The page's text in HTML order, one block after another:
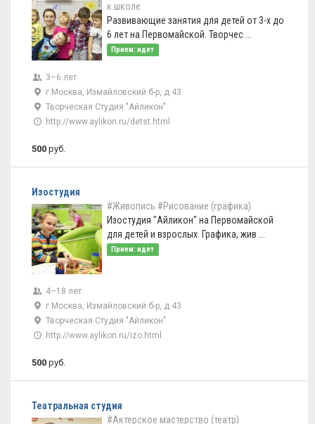
к школе
Развивающие занятия для детей от 3-х до
6 лет на Первомайской. Творчес ...
Прием: идет
3–6 лет
г Москва, Измайловский б-р, д 43
Творческая Студия "Айликон"
http://www.aylikon.ru/detst.html
500 руб.
Изостудия
#Живопись #Рисование (графика)
Изостудия "Айликон" на Первомайской
для детей и взрослых. Графика, жив ...
Прием: идет
4–18 лет
г Москва, Измайловский б-р, д 43
Творческая Студия "Айликон"
http://www.aylikon.ru/izo.html
500 руб.
Театральная студия
#Актерское мастерство (театр)